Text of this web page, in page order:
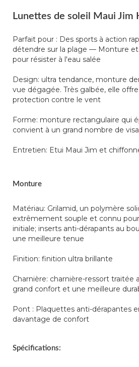
Lunettes de soleil Maui Jim
Parfait pour : Des sports à action
détendre sur la plage — Monture
pour résister à l'eau salée
Design: ultra tendance, monture
vue dégagée. Très galbée, elle
protection contre le vent
Forme: monture rectangulaire qui
convient à un grand nombre de
Entretien: Etui Maui Jim et
Monture
Matériau: Grilamid, un polymère
extrêmement souple et connu
initiale; inserts anti-dérapants au
une meilleure tenue
Finition: finition ultra brillante
Charnière: charnière-ressort traitée
grand confort et une meilleure
Pont : Plaquettes anti-dérapantes
davantage de confort
Spécifications: